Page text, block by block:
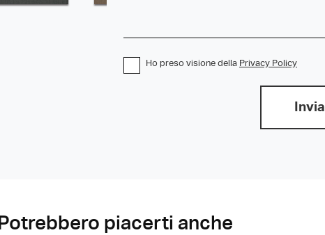
Ho preso visione della Privacy Policy
Invia
Potrebbero piacerti anche